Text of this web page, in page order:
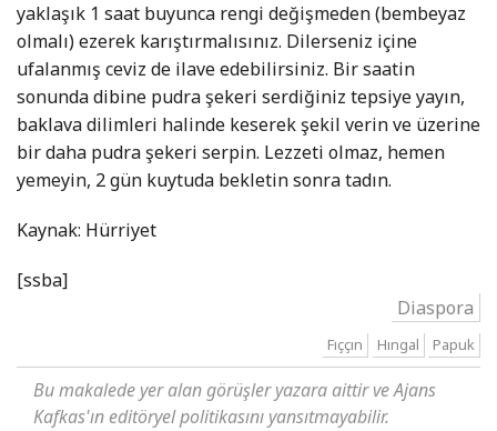
yaklaşık 1 saat buyunca rengi değişmeden (bembeyaz
olmalı) ezerek karıştırmalısınız. Dilerseniz içine
ufalanmış ceviz de ilave edebilirsiniz. Bir saatin
sonunda dibine pudra şekeri serdiğiniz tepsiye yayın,
baklava dilimleri halinde keserek şekil verin ve üzerine
bir daha pudra şekeri serpin. Lezzeti olmaz, hemen
yemeyin, 2 gün kuytuda bekletin sonra tadın.
Kaynak: Hürriyet
[ssba]
Diaspora
Fıççın Hıngal Papuk
Bu makalede yer alan görüşler yazara aittir ve Ajans
Kafkas'ın editöryel politikasını yansıtmayabilir.